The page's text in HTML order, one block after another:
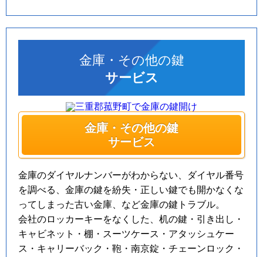
金庫・その他の鍵
サービス
金庫・その他の鍵
サービス
金庫のダイヤルナンバーがわからない、ダイヤル番号
を調べる、金庫の鍵を紛失・正しい鍵でも開かなくな
ってしまった古い金庫、など金庫の鍵トラブル。
会社のロッカーキーをなくした、机の鍵・引き出し・
キャビネット・棚・スーツケース・アタッシュケー
ス・キャリーバック・鞄・南京錠・チェーンロック・